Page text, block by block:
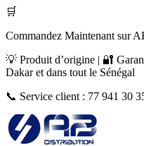
🛒
Commandez Maintenant sur
💡 Produit d’origine | 🔐
Dakar et dans tout le Sénégal
📞 Service client : 77 941 30